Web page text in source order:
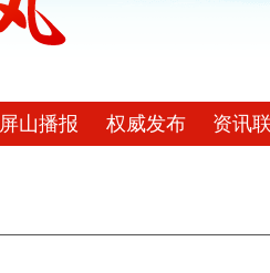
屏山播报 权威发布 资讯